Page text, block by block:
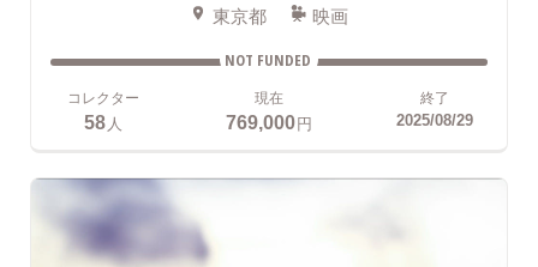
東京都 映画
NOT FUNDED
コレクター
58 人
現在
769,000円
終了
2025/08/29